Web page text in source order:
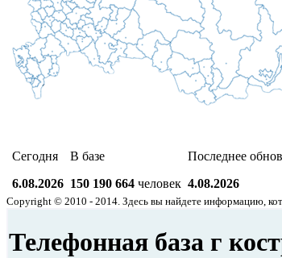
Сегодня
6.08.2026
В базе
150 190 664 человек
Последнее
4.08.2026
Copyright © 2010 - 2014. Здесь вы найдете информацию,
Телефонная база г